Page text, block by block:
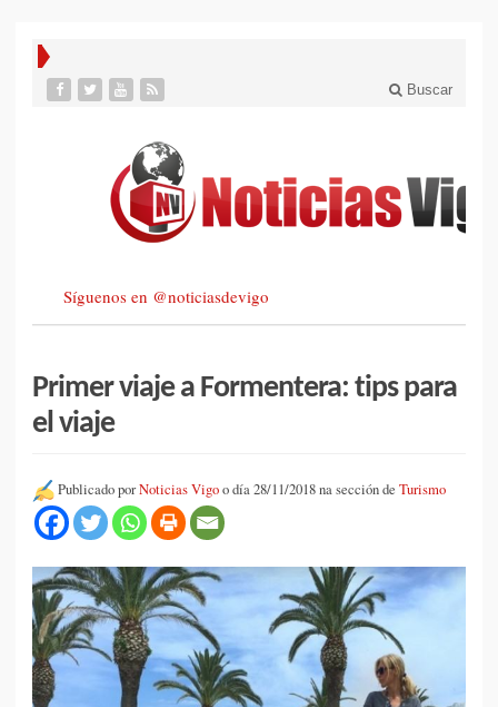
Buscar
Síguenos en @noticiasdevigo
Primer viaje a Formentera: tips para
el viaje
Publicado porNoticias Vigoo día 28/11/2018 na sección de Turismo